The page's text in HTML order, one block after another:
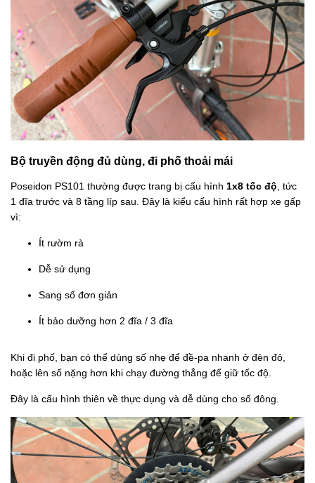
Bộ truyền động đủ dùng, đi phố thoải mái
Poseidon PS101 thường được trang bị cấu hình 1x8 tốc độ, tức
1 đĩa trước và 8 tầng líp sau. Đây là kiểu cấu hình rất hợp xe gấp
vì:
Ít rườm rà
Dễ sử dụng
Sang số đơn giản
Ít bảo dưỡng hơn 2 đĩa / 3 đĩa
Khi đi phố, bạn có thể dùng số nhẹ để đề-pa nhanh ở đèn đỏ,
hoặc lên số nặng hơn khi chạy đường thẳng để giữ tốc độ.
Đây là cấu hình thiên về thực dụng và dễ dùng cho số đông.